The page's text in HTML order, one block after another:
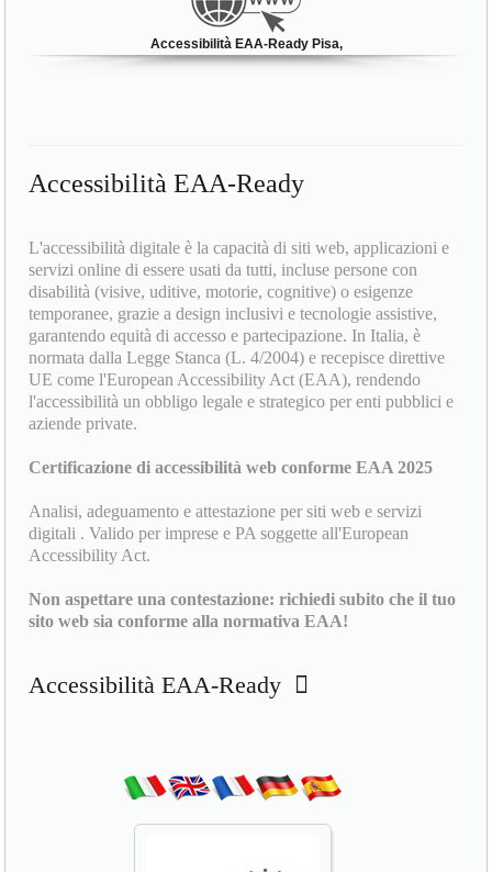
Accessibilità EAA-Ready Pisa,
Accessibilità EAA-Ready
L'accessibilità digitale è la capacità di siti web, applicazioni e
servizi online di essere usati da tutti, incluse persone con
disabilità (visive, uditive, motorie, cognitive) o esigenze
temporanee, grazie a design inclusivi e tecnologie assistive,
garantendo equità di accesso e partecipazione. In Italia, è
normata dalla Legge Stanca (L. 4/2004) e recepisce direttive
UE come l'European Accessibility Act (EAA), rendendo
l'accessibilità un obbligo legale e strategico per enti pubblici e
aziende private.
Certificazione di accessibilità web conforme EAA 2025
Analisi, adeguamento e attestazione per siti web e servizi
digitali . Valido per imprese e PA soggette all'European
Accessibility Act.
Non aspettare una contestazione: richiedi subito che il tuo
sito web sia conforme alla normativa EAA!
Accessibilità EAA-Ready